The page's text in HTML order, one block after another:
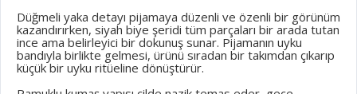
Düğmeli yaka detayı pijamaya düzenli ve özenli bir görünüm
kazandırırken, siyah biye şeridi tüm parçaları bir arada tutan
ince ama belirleyici bir dokunuş sunar. Pijamanın uyku
bandıyla birlikte gelmesi, ürünü sıradan bir takımdan çıkarıp
küçük bir uyku ritüeline dönüştürür.